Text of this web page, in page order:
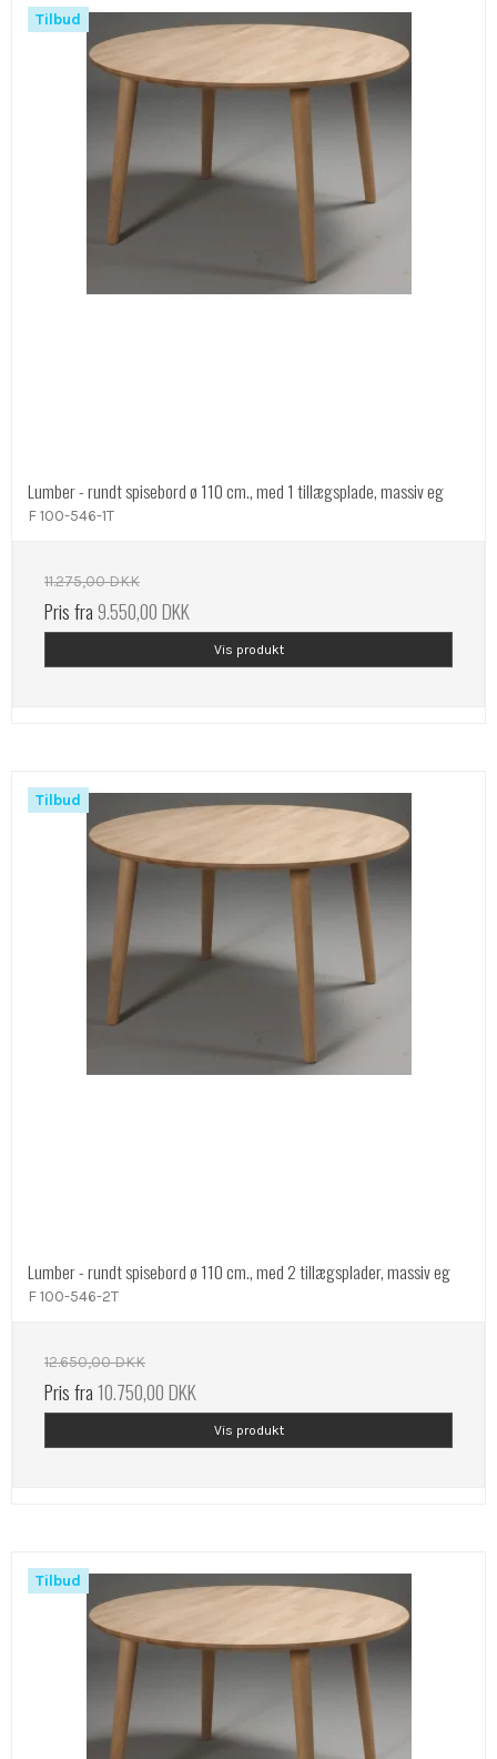
Tilbud
Lumber - rundt spisebord ø 110 cm., med 1 tillægsplade, massiv eg
F 100-546-1T
11.275,00 DKK
Pris fra9.550,00 DKK
Vis produkt
Tilbud
Lumber - rundt spisebord ø 110 cm., med 2 tillægsplader, massiv eg
F 100-546-2T
12.650,00 DKK
Pris fra10.750,00 DKK
Vis produkt
Tilbud